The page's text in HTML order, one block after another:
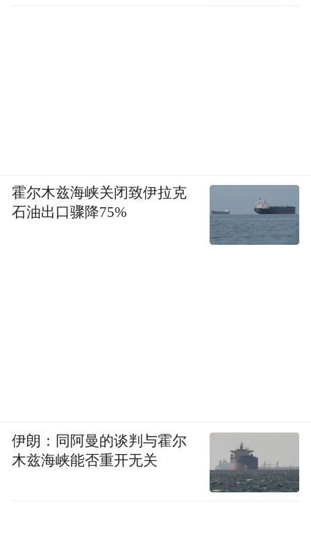
霍尔木兹海峡关闭致伊拉克
石油出口骤降75%
伊朗：同阿曼的谈判与霍尔
木兹海峡能否重开无关